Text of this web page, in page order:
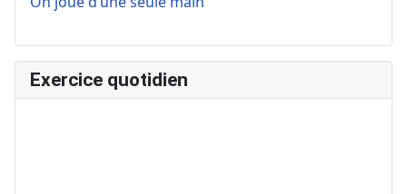
Exercice quotidien